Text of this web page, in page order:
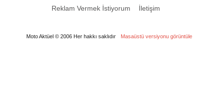
Reklam Vermek İstiyorum İletişim
Moto Aktüel © 2006 Her hakkı saklıdır Masaüstü versiyonu görüntüle